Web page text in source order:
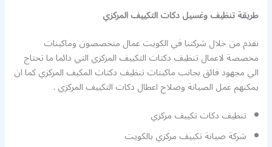
طريقة تنظيف وغسيل دكات التكييف المركزي
نقدم من خلال شركتنا في الكويت عمال متخصصون وماكينات
مخصصة لاعمال تنظيف دكتات التكييف المركزي التي دائما ما تحتاج
الي مجهود فائق بجانب ماكينات تنظيف دكتات المكيف المركزي كما ان
يمكنهم عمل الصيانة وصلاح اعطال دكات التكييف المركزي .
تنظيف دكات تكييف مركزي
شركة صيانة تكييف مركزي بالكويت